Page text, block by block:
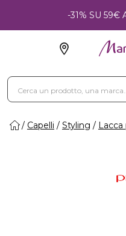
-31% SU 59€
Capelli Styling Lacca